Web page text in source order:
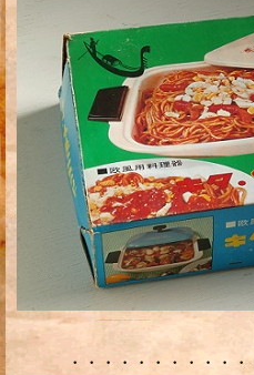
・・・・・・・・・・・・